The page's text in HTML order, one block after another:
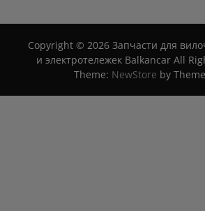
Copyright © 2026 Запчасти для
и электротележек Balkancar All
Theme: NewStore by